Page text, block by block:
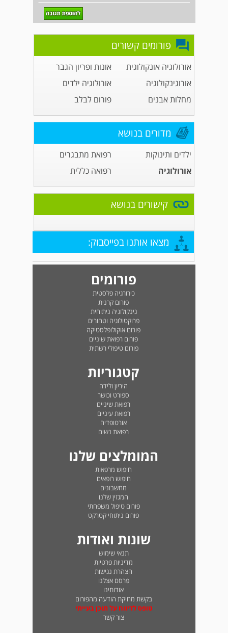
פורומים קשורים
אורולוגיה אונקולוגית
אונות ופריון הגבר
אורוגינקולוגיה
אורולוגיה ילדים
מחלות אבנים
פורום לבלב
מדורים בנושא
ילדים ותינוקות
רפואת מתבגרים
אורולוגיה
רפואה כללית
קישורים בנושא
מצאו אותנו בפייסבוק:
פורומים
כירורגיה פלסטית
פורום קרנית
גינקולוגיה ניתוחית
פרוקטולוגיה וטחורים
פורום אוקולופלסטיקה
פורום רפואת שיניים
פורום טיפולי רשתית
קטגוריות
היריון ולידה
ספורט וכושר
רפואת שיניים
רפואת עיניים
אורטופדיה
רפואת נשים
המומלצים שלנו
חיפוש מרפאות
חיפוש רופאים
מחשבונים
המגזין שלנו
פורום טיפול משפחתי
פורום ניתוחי קטרקט
שונות ואודות
תנאי שימוש
מדיניות פרטיות
הצהרת נגישות
פרסם אצלנו
אודותינו
בקשת מחיקת הודעה מהפורום
טופס לדיווח על תוכן בעייתי
צור קשר